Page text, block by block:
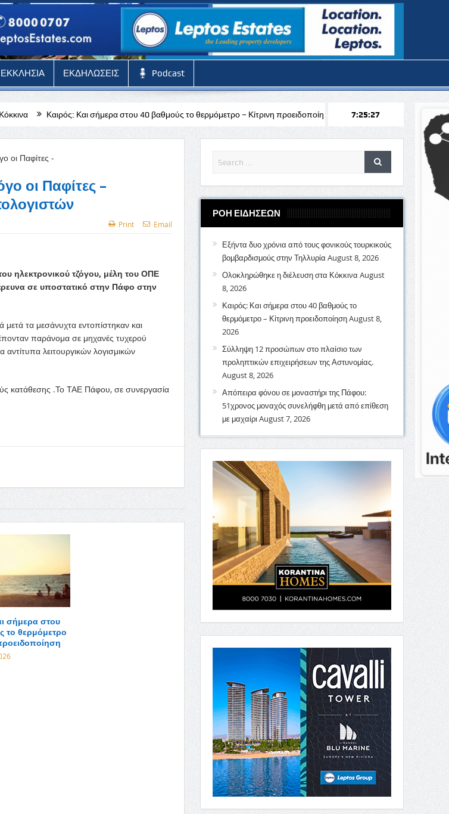
ΕΚΚΛΗΣΙΑ ΕΚΔΗΛΩΣΕΙΣ Podcast
σήμερα στου 40 βαθμούς το θερμόμετρο – Κίτρινη προειδοποίηση Σύλληψη 12 προσώπων στο πλαίσιο των
7:25:29
οι Παφίτες –
Print Email
ηλεκτρονικού τζόγου, μέλη του ΟΠΕ
σε υποστατικό στην Πάφο στην
μετά τα μεσάνυχτα εντοπίστηκαν και
παράνομα σε μηχανές τυχερού
αντίτυπα λειτουργικών λογισμικών
κατάθεσης .Το ΤΑΕ Πάφου, σε συνεργασία
σήμερα στου
το θερμόμετρο
ΡΟΗ ΕΙΔΗΣΕΩΝ
Εξήντα δυο χρόνια από τους φονικούς τουρκικούς
βομβαρδισμούς στην Τηλλυρία August 8, 2026
Ολοκληρώθηκε η διέλευση στα Κόκκινα August
8, 2026
Καιρός: Και σήμερα στου 40 βαθμούς το
θερμόμετρο – Κίτρινη προειδοποίησηAugust 8,
2026
Σύλληψη 12 προσώπων στο πλαίσιο των
προληπτικών επιχειρήσεων της Αστυνομίας.
August 8, 2026
Απόπειρα φόνου σε μοναστήρι της Πάφου:
51χρονος μοναχός συνελήφθη μετά από επίθεση
με μαχαίριAugust 7, 2026